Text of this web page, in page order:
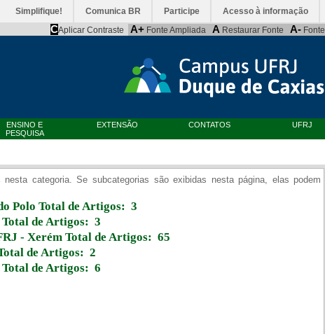
Simplifique! Comunica BR Participe Acesso à informação
CAplicar Contraste A+ Fonte Ampliada A Restaurar Fonte A-
ENSINO E
PESQUISA
EXTENSÃO CONTATOS UFRJ
nesta categoria. Se subcategorias são exibidas nesta página, elas podem
Polo Total de Artigos: 3
Total de Artigos: 3
- Xerém Total de Artigos: 65
de Artigos: 2
Total de Artigos: 6